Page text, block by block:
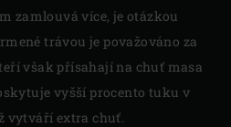
zamlouvá více, je otázkou
trávou je považováno za
však přísahají na chuť masa
vyšší procento tuku v
vytváří extra chuť.